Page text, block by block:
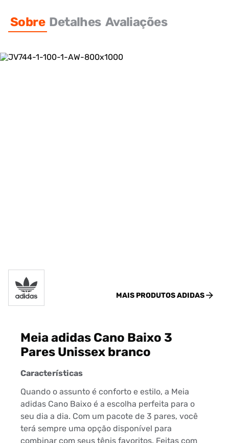
Sobre Detalhes Avaliações
MAIS PRODUTOSADIDAS
Meia adidas Cano Baixo 3
Pares Unissex branco
Características
Quando o assunto é conforto e estilo, a Meia
adidas Cano Baixo é a escolha perfeita para o
seu dia a dia. Com um pacote de 3 pares, você
terá sempre uma opção disponível para
combinar com seus tênis favoritos. Feitas com